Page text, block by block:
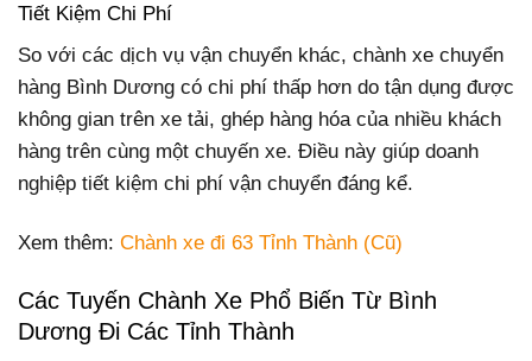
Tiết Kiệm Chi Phí
So với các dịch vụ vận chuyển khác, chành xe chuyển
hàng Bình Dương có chi phí thấp hơn do tận dụng được
không gian trên xe tải, ghép hàng hóa của nhiều khách
hàng trên cùng một chuyến xe. Điều này giúp doanh
nghiệp tiết kiệm chi phí vận chuyển đáng kể.
Xem thêm: Chành xe đi 63 Tỉnh Thành (Cũ)
Các Tuyến Chành Xe Phổ Biến Từ Bình
Dương Đi Các Tỉnh Thành